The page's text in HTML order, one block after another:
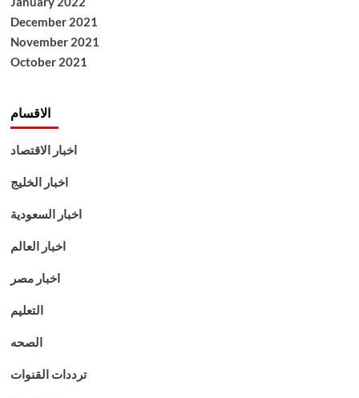
December 2021
November 2021
October 2021
الاقسام
اخبار الاقتصاد
اخبار الخليج
اخبار السعودية
اخبار العالم
اخبار مصر
التعليم
الصحه
ترددات القنوات